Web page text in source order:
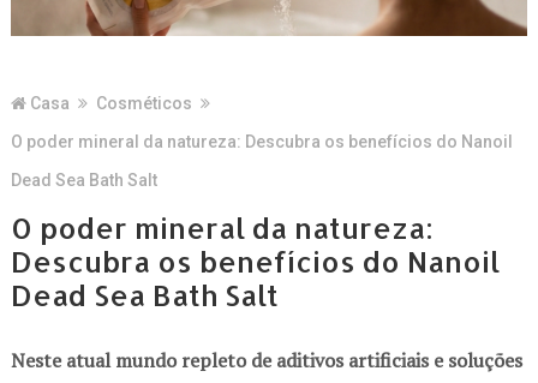
Casa
Cosméticos
O poder mineral da natureza: Descubra os benefícios do Nanoil
Dead Sea Bath Salt
O poder mineral da natureza:
Descubra os benefícios do Nanoil
Dead Sea Bath Salt
Neste atual mundo repleto de aditivos artificiais e soluções